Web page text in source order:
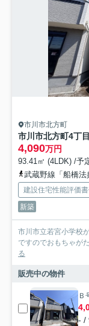
市川市北方町
市川市北方町4丁
4,090万円
93.41㎡ (4LDK) /予
武蔵野線「船橋
建設住宅性能評価
新築
市川市立若宮小学校
ですのでおもちゃが
る
販売中の物件
Ｂ
- /